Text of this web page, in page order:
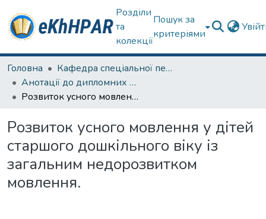
Розділи
та
колекції
Пошук за
критеріями
Головна
Кафедра спеціальної педагогіки і психології та інклюзивної освіти
Анотації до дипломних робіт
Розвиток усного мовлення у дітей старшого дошкільного віку із загальним недорозвитком мовлення.
Розвиток усного мовлення у дітей
старшого дошкільного віку із
загальним недорозвитком
мовлення.